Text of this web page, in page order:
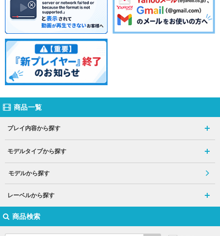
商品一覧
プレイ内容から探す
モデルタイプから探す
モデルから探す
レーベルから探す
商品検索